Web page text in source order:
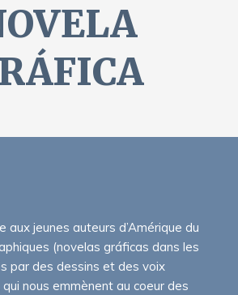
aux jeunes auteurs d’Amérique du
(novelas gráficas dans les
par des dessins et des voix
nous emmènent au coeur des